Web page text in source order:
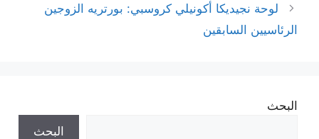
لوحة نجيديكا أكونيلي كروسبي: بورتريه الزوجين
الرئاسيين السابقين
البحث
البحث